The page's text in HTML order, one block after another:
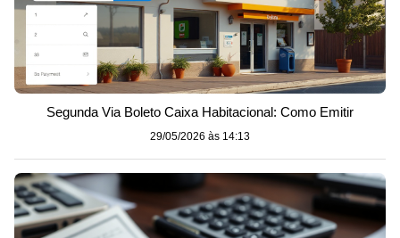
Segunda Via Boleto Caixa Habitacional: Como Emitir
29/05/2026 às 14:13